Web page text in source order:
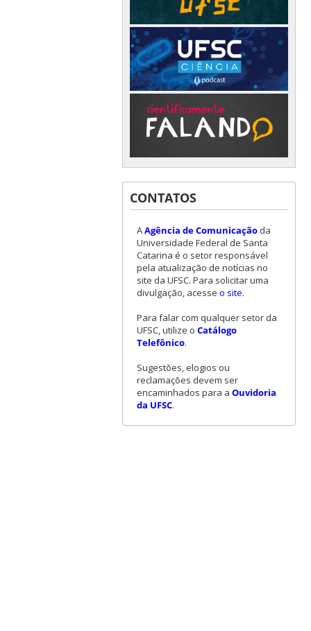
CONTATOS
AAgência de Comunicaçãoda
Universidade Federal de Santa
Catarina é o setor responsável
pela atualização de notícias no
site da UFSC. Para solicitar uma
divulgação, acesse o site.
Para falar com qualquer setor da
UFSC, utilize o Catálogo
Telefônico.
Sugestões, elogios ou
reclamações devem ser
encaminhados para a Ouvidoria
da UFSC.